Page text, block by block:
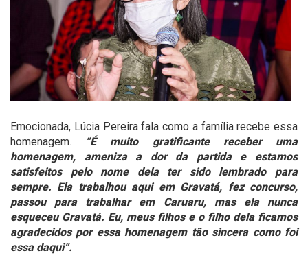
Emocionada, Lúcia Pereira fala como a família recebe essa
homenagem.
“É muito gratificante receber uma
homenagem, ameniza a dor da partida e estamos
satisfeitos pelo nome dela ter sido lembrado para
sempre. Ela trabalhou aqui em Gravatá, fez concurso,
passou para trabalhar em Caruaru, mas ela nunca
esqueceu Gravatá. Eu, meus filhos e o filho dela ficamos
agradecidos por essa homenagem tão sincera como foi
essa daqui”.